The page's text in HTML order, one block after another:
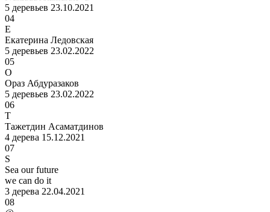
5 деревьев 23.10.2021
04
Е
Екатерина Ледовская
5 деревьев 23.02.2022
05
О
Ораз Абдуразаков
5 деревьев 23.02.2022
06
Т
Тажетдин Асаматдинов
4 дерева 15.12.2021
07
S
Sea our future
we can do it
3 дерева 22.04.2021
08